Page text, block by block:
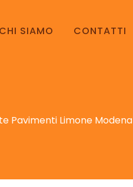
CHI SIAMO CONTATTI
Pavimenti Limone Modena